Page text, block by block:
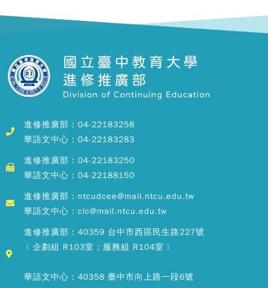
進修推廣部：04-22183258
華語文中心：04-22183283
進修推廣部：04-22183250
華語文中心：04-22188150
進修推廣部：ntcudcee@mail.ntcu.edu.tw
華語文中心：clc@mail.ntcu.edu.tw
進修推廣部：40359 台中市西區民生路227號
﹝企劃組 R103室；服務組 R104室﹞
華語文中心：40358 臺中市向上路一段6號